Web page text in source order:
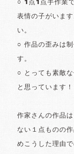
○ 1点1点手作業
表情の子がいま
い。
○ 作品の歪みは
す。
○ とっても素敵
と思っています！
作家さんの作品
ない１点ものの
めこうした理由